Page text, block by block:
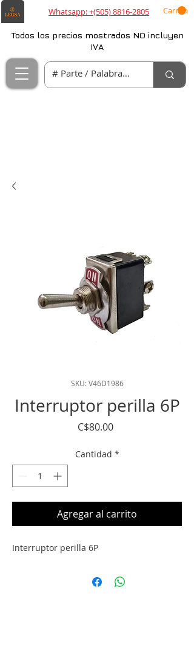
Whatsapp: +(505) 8816-2805 Carrito
Todos los precios mostrados NO incluyen
IVA
SKU: V46D1986
Interruptor perilla 6P
C$80.00Precio
Cantidad *
Agregar al carrito
Interruptor perilla 6P